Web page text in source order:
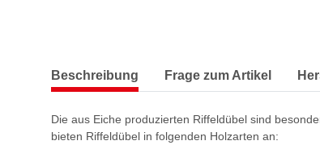
Beschreibung Frage zum Artikel
Die aus Eiche produzierten Riffeldübel sind
bieten Riffeldübel in folgenden Holzarten an: